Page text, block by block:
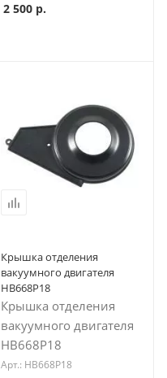
2 500р.
Крышка отделения
вакуумного двигателя
HB668P18
Крышка отделения
вакуумного двигателя
HB668P18
Арт.: HB668P18